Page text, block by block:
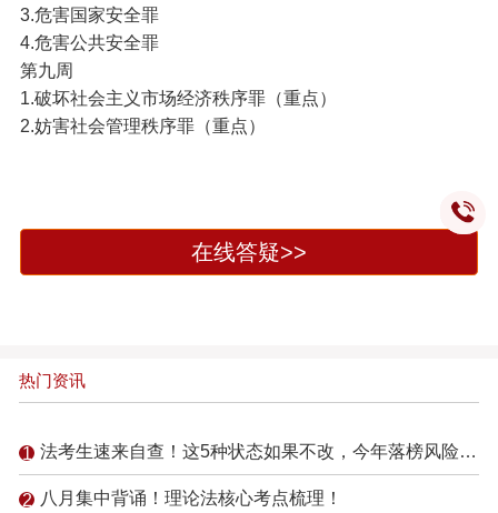
3.危害国家安全罪
4.危害公共安全罪
第九周
1.破坏社会主义市场经济秩序罪（重点）
2.妨害社会管理秩序罪（重点）
在线答疑>>
热门资讯
法考生速来自查！这5种状态如果不改，今年落榜风险倍增！
八月集中背诵！理论法核心考点梳理！